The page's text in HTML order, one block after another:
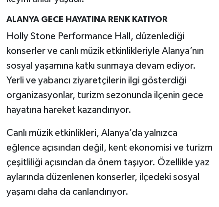
ALANYA GECE HAYATINA RENK KATIYOR
Holly Stone Performance Hall, düzenlediği
konserler ve canlı müzik etkinlikleriyle Alanya’nın
sosyal yaşamına katkı sunmaya devam ediyor.
Yerli ve yabancı ziyaretçilerin ilgi gösterdiği
organizasyonlar, turizm sezonunda ilçenin gece
hayatına hareket kazandırıyor.
Canlı müzik etkinlikleri, Alanya’da yalnızca
eğlence açısından değil, kent ekonomisi ve turizm
çeşitliliği açısından da önem taşıyor. Özellikle yaz
aylarında düzenlenen konserler, ilçedeki sosyal
yaşamı daha da canlandırıyor.